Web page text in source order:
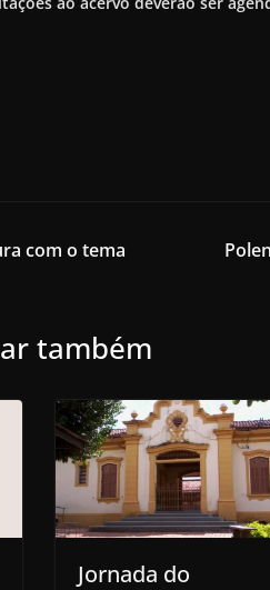
com o tema
também
Jornada do